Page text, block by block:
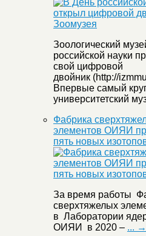
Зоологический
российской науки
свой цифровой
двойник (http://
Впервые самый
университетский
Фабрика
элементов ОИЯИ
пять новых
За время работы
сверхтяжелых
в Лаборатории
ОИЯИ в 2020 – ... →